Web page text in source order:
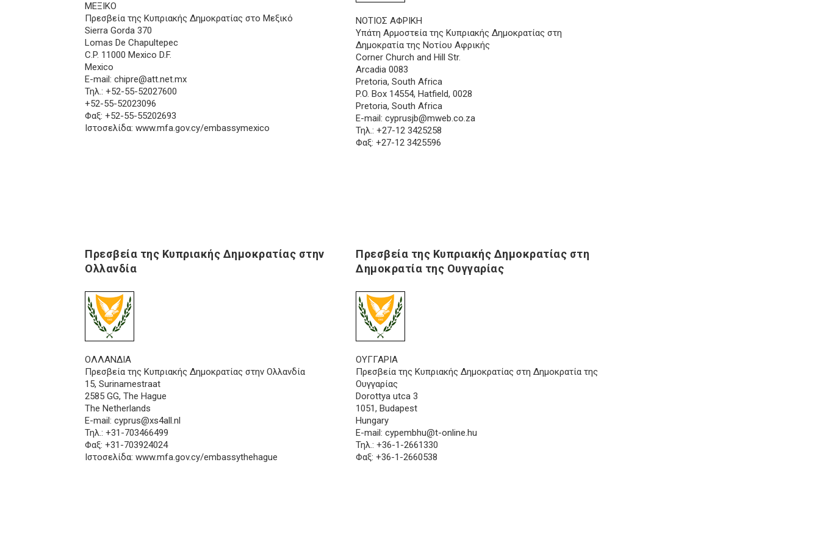
ΜΕΞΙΚΟ
Πρεσβεία της Κυπριακής Δημοκρατίας στο Μεξικό
Sierra Gorda 370
Lomas De Chapultepec
C.P. 11000 Mexico D.F.
Mexico
E-mail:chipre@att.net.mx
Τηλ.: +52-55-52027600
+52-55-52023096
Φαξ: +52-55-55202693
Ιστοσελίδα: www.mfa.gov.cy/embassymexico
ΝΟΤΙΟΣ ΑΦΡΙΚΗ
Υπάτη Αρμοστεία της Κυπριακής Δημοκρατίας στη
Δημοκρατία της Νοτίου Αφρικής
Corner Church and Hill Str.
Arcadia 0083
Pretoria, South Africa
P.O. Box 14554, Hatfield, 0028
Pretoria, South Africa
E-mail:cyprusjb@mweb.co.za
Τηλ.: +27-12 3425258
Φαξ: +27-12 3425596
Πρεσβεία της Κυπριακής Δημοκρατίας στην
Ολλανδία
ΟΛΛΑΝΔΙΑ
Πρεσβεία της Κυπριακής Δημοκρατίας στην Ολλανδία
15, Surinamestraat
2585 GG, The Hague
The Netherlands
E-mail:cyprus@xs4all.nl
Τηλ.: +31-703466499
Φαξ: +31-703924024
Ιστοσελίδα: www.mfa.gov.cy/embassythehague
Πρεσβεία της Κυπριακής Δημοκρατίας στη
Δημοκρατία της Ουγγαρίας
ΟΥΓΓΑΡΙΑ
Πρεσβεία της Κυπριακής Δημοκρατίας στη Δημοκρατία της
Ουγγαρίας
Dorottya utca 3
1051, Budapest
Hungary
E-mail:cypembhu@t-online.hu
Τηλ.: +36-1-2661330
Φαξ: +36-1-2660538